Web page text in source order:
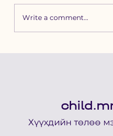
Зүүн бүсийн
Write a comment...
Хүүхдийн төлөө